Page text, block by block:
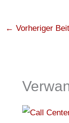
← Vorheriger